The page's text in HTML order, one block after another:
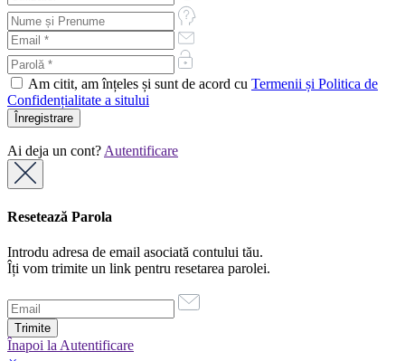
Am citit, am înțeles și sunt de acord cu Termenii și Politica de
Confidențialitate a sitului
Ai deja un cont?Autentificare
Resetează Parola
Introdu adresa de email asociată contului tău.
Îți vom trimite un link pentru resetarea parolei.
Înapoi la Autentificare